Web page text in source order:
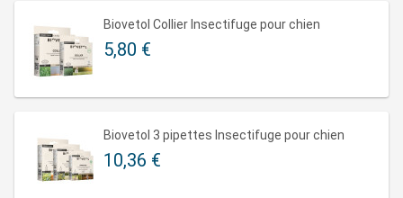
Biovetol Collier Insectifuge pour chien
5,80 €
Biovetol 3 pipettes Insectifuge pour chien
10,36 €